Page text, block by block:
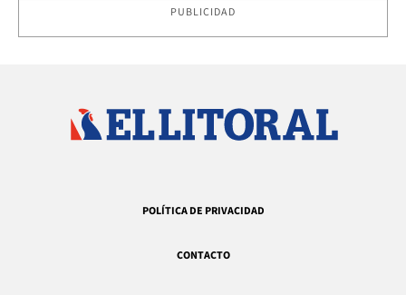
PUBLICIDAD
POLÍTICA DE PRIVACIDAD
CONTACTO